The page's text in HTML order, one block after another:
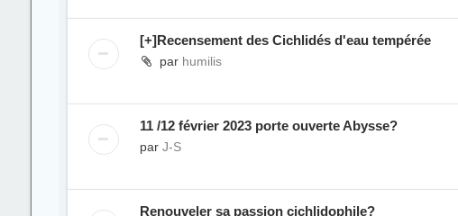
[+]Recensement des Cichlidés d'eau tempérée
par humilis
11 /12 février 2023 porte ouverte Abysse?
par J-S
Renouveler sa passion cichlidophile?